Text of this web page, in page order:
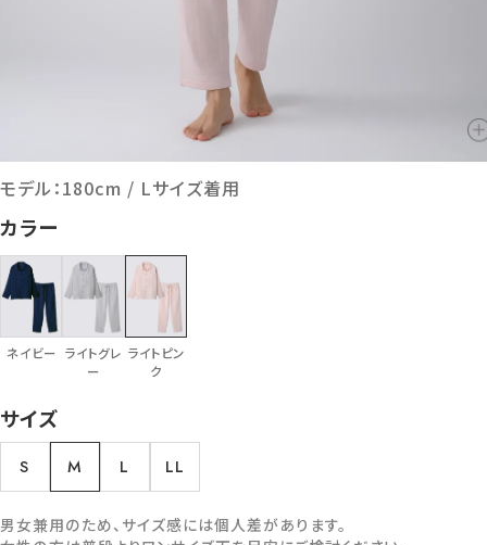
モデル：180cm / Lサイズ着用
カラー
ネイビー ライトグレ
ー
ライトピン
ク
サイズ
S M L LL
男女兼用のため、サイズ感には個人差があります。